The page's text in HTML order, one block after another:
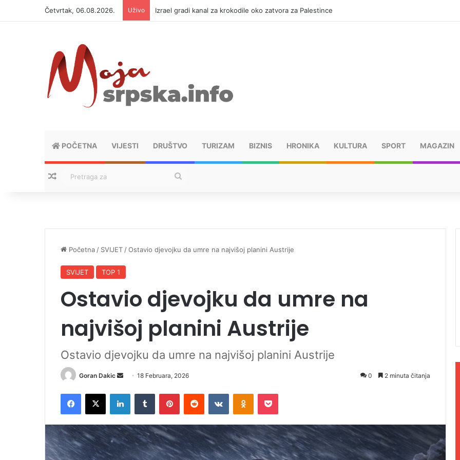
Četvrtak, 06.08.2026. Uživo Izrael gradi kanal za krokodile oko zatvora za Palestince
POČETNA VIJESTI DRUŠTVO TURIZAM BIZNIS HRONIKA KULTURA SPORT MAGAZIN
Nasumični tekstovi
Početna / SVIJET /Ostavio djevojku da umre na najvišoj planini Austrije
SVIJET TOP 1
Ostavio djevojku da umre na
najvišoj planini Austrije
Ostavio djevojku da umre na najvišoj planini Austrije
Goran Dakic
d
a
n
e
18 Februara, 2026 0 2 minuta čitanja